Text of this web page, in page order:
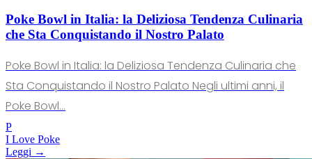
Poke Bowl in Italia: la Deliziosa Tendenza Culinaria
che Sta Conquistando il Nostro Palato
Poke Bowl in Italia: la Deliziosa Tendenza Culinaria che
Sta Conquistando il Nostro Palato Negli ultimi anni, il
Poke Bowl...
P
I Love Poke
Leggi →